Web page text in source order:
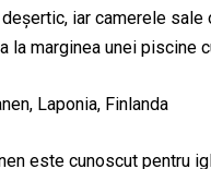
iar camerele
la marginea unei piscine
Laponia, Finlanda
este cunoscut pentru